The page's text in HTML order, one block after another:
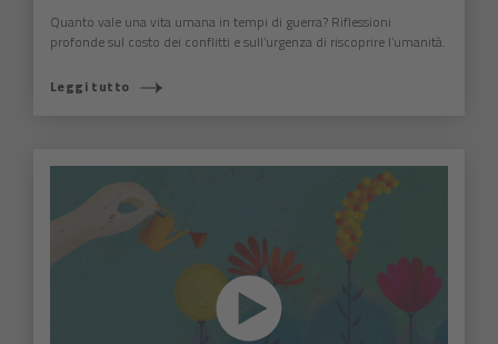
Quanto vale una vita umana in tempi di guerra? Riflessioni
profonde sul costo dei conflitti e sull’urgenza di riscoprire l’umanità.
Leggi tutto